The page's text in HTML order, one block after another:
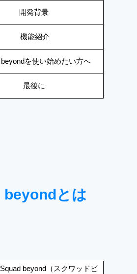
開発背景
機能紹介
beyondを使い始めたい方へ
最後に
beyondとは
Squad beyond（スクワッドビ